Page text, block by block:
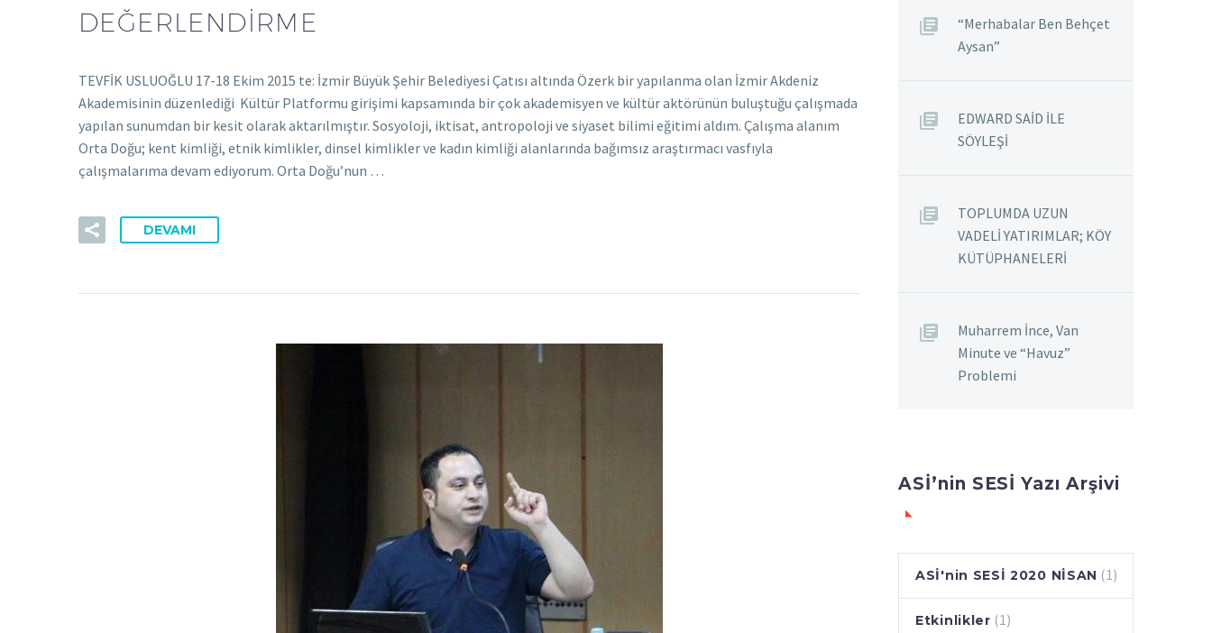
DEĞERLENDİRME
TEVFİK USLUOĞLU 17-18 Ekim 2015 te: İzmir Büyük Şehir Belediyesi Çatısı altında Özerk bir yapılanma olan İzmir Akdeniz
Akademisinin düzenlediği Kültür Platformu girişimi kapsamında bir çok akademisyen ve kültür aktörünün buluştuğu çalışmada
yapılan sunumdan bir kesit olarak aktarılmıştır. Sosyoloji, iktisat, antropoloji ve siyaset bilimi eğitimi aldım. Çalışma alanım
Orta Doğu; kent kimliği, etnik kimlikler, dinsel kimlikler ve kadın kimliği alanlarında bağımsız araştırmacı vasfıyla
çalışmalarıma devam ediyorum. Orta Doğu’nun …
DEVAMI
“Merhabalar Ben Behçet
Aysan”
EDWARD SAİD İLE
SÖYLEŞİ
TOPLUMDA UZUN
VADELİ YATIRIMLAR; KÖY
KÜTÜPHANELERİ
Muharrem İnce, Van
Minute ve “Havuz”
Problemi
ASİ’nin SESİ Yazı Arşivi
ASİ'nin SESİ 2020 NİSAN (1)
Etkinlikler (1)